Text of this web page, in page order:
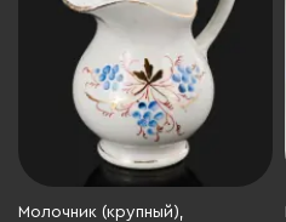
Молочник (крупный),